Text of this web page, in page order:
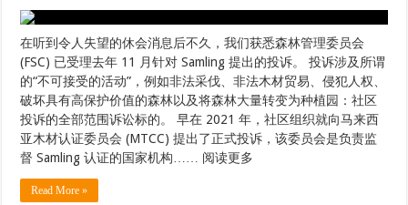
在听到令人失望的休会消息后不久，我们获悉森林管理委员会
(FSC) 已受理去年 11 月针对 Samling 提出的投诉。 投诉涉及所谓
的“不可接受的活动”，例如非法采伐、非法木材贸易、侵犯人权、
破坏具有高保护价值的森林以及将森林大量转变为种植园：社区
投诉的全部范围诉讼标的。 早在 2021 年，社区组织就向马来西
亚木材认证委员会 (MTCC) 提出了正式投诉，该委员会是负责监
督 Samling 认证的国家机构…… 阅读更多
Read More »